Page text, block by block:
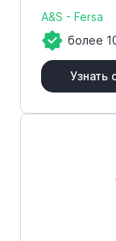
A&S - Fersa
более
Узнать